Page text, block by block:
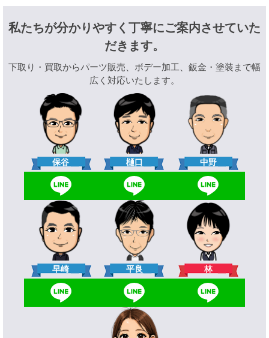
私たちが分かりやすく丁寧にご案内させていた
だきます。
下取り・買取からパーツ販売、ボデー加工、鈑金・塗装まで幅
広く対応いたします。
保谷 樋口 中野
早崎 平良 林